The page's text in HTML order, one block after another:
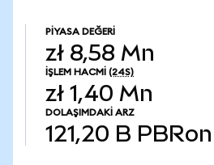
PIYASA DEĞERI
zł 8,58 Mn
İŞLEM HACMI (24S)
zł 1,40 Mn
DOLAŞIMDAKI ARZ
121,20 B PBRon